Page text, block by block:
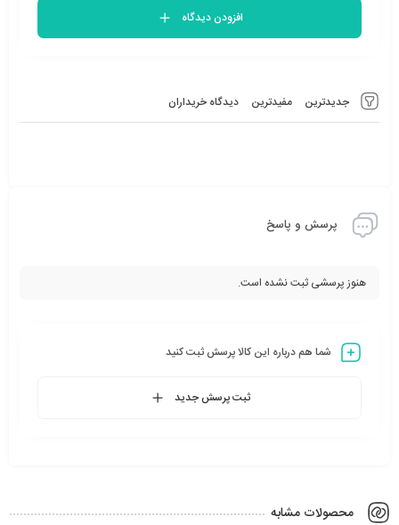
جدیدترین مفیدترین دیدگاه خریداران
افزودن دیدگاه
پرسش و پاسخ
هنوز پرسشی ثبت نشده است.
شما هم درباره این کالا پرسش ثبت کنید
ثبت پرسش جدید
محصولات مشابه